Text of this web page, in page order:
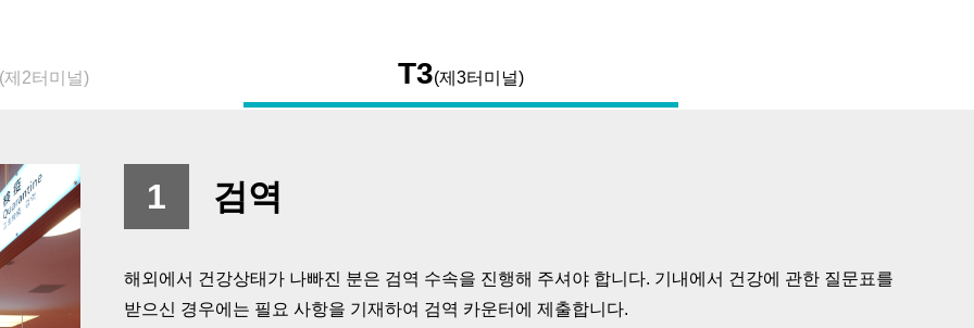
(제2터미널) T3(제3터미널)
1 검역
해외에서 건강상태가 나빠진 분은 검역 수속을 진행해 주셔야 합니다. 기내에서 건강에 관한 질문표를
받으신 경우에는 필요 사항을 기재하여 검역 카운터에 제출합니다.